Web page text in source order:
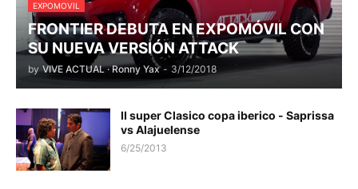
EXPOMOVIL
FRONTIER DEBUTA EN EXPOMÓVIL CON
SU NUEVA VERSIÓN ATTACK
by VIVE ACTUAL · Ronny Yax - 3/12/2018
II super Clasico copa iberico - Saprissa
vs Alajuelense
6/25/2013